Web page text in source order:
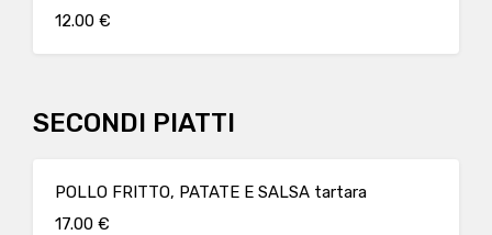
12.00 €
SECONDI PIATTI
POLLO FRITTO, PATATE E SALSA tartara
17.00 €